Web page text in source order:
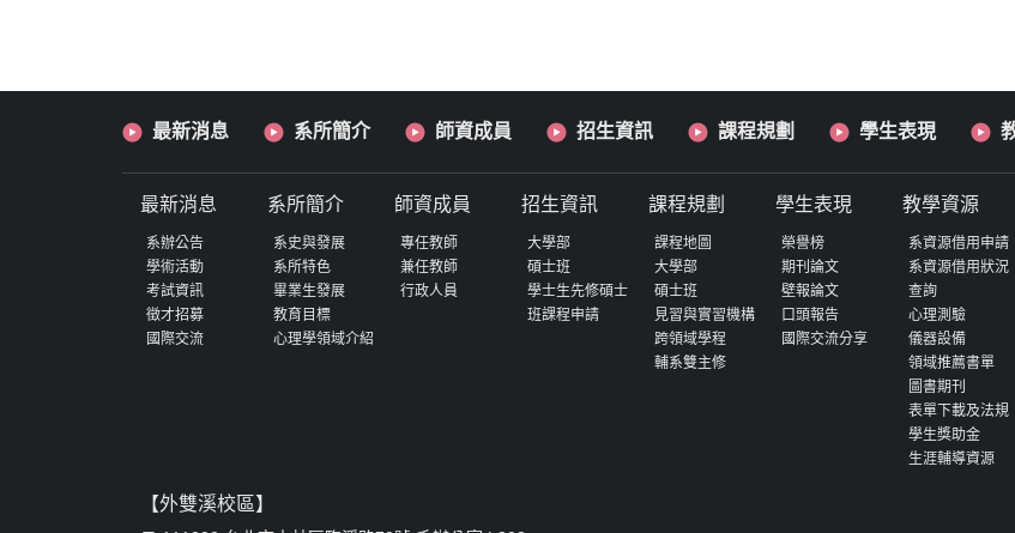
最新消息 系所簡介 師資成員 招生資訊 課程規劃 學生表現
最新消息
系辦公告
學術活動
考試資訊
徵才招募
國際交流
系所簡介
系史與發展
系所特色
畢業生發展
教育目標
心理學領域介紹
師資成員
專任教師
兼任教師
行政人員
招生資訊
大學部
碩士班
學士生先修碩士
班課程申請
課程規劃
課程地圖
大學部
碩士班
見習與實習機構
跨領域學程
輔系雙主修
學生表現
榮譽榜
期刊論文
壁報論文
口頭報告
國際交流分享
教學資源
系資源借用申請
系資源借用狀況
查詢
心理測驗
儀器設備
領域推薦書單
圖書期刊
表單下載及法規
學生獎助金
生涯輔導資源
【外雙溪校區】